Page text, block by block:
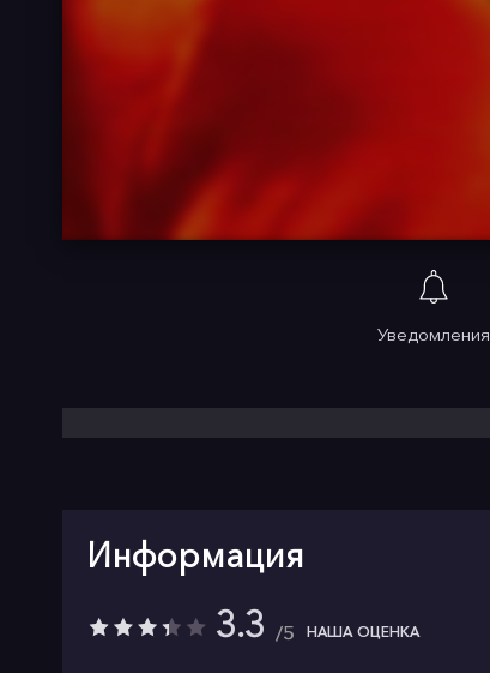
Уведомления
Информация
3.3 5 НАША ОЦЕНКА